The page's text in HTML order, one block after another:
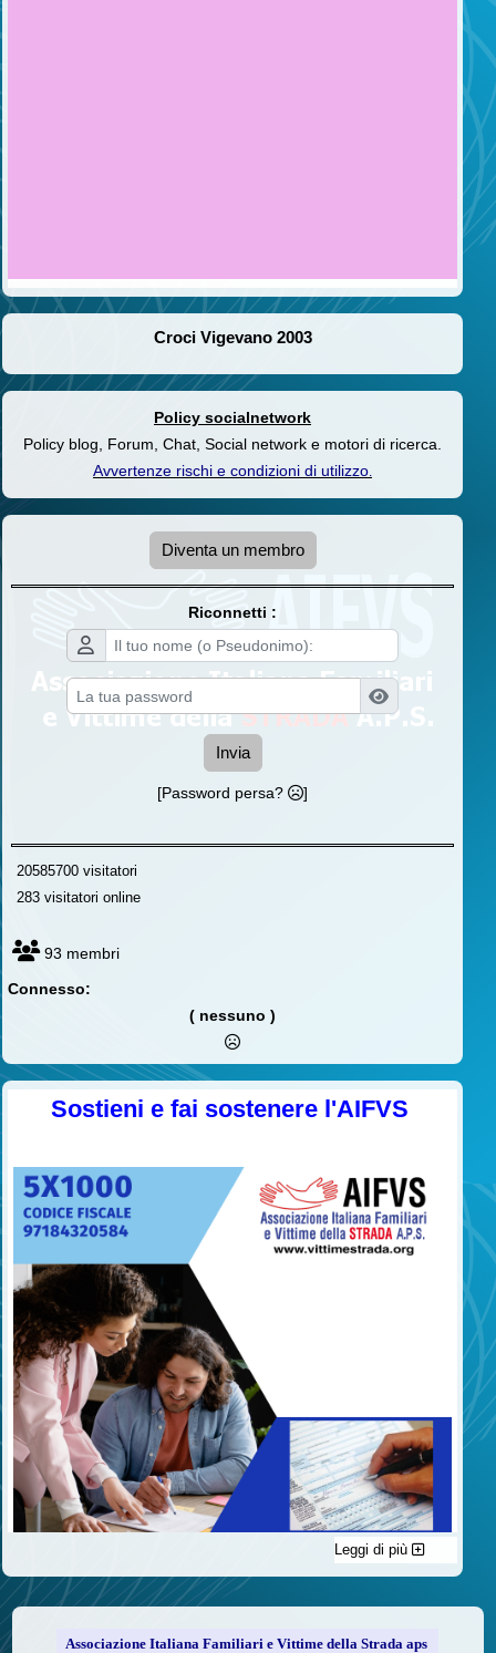
Croci Vigevano 2003
Policy socialnetwork
Policy blog, Forum, Chat, Social network e motori di ricerca.
Avvertenze rischi e condizioni di utilizzo
Diventa un membro
Riconnetti :
Invia
[Password persa? ]
20585700 visitatori
283 visitatori online
93 membri
Connesso:
( nessuno )
Sostieni e fai sostenere l'AIFVS
C'è un modo di contribuire alle attività dell’A.I.F.V.S. a favore
delle vittime della strada e per dare giustizia ai superstiti ed ai
loro familiari che non costa nulla: devolvere il 5 per mille della
Leggi di più
Associazione Italiana Familiari e Vittime della Strada aps